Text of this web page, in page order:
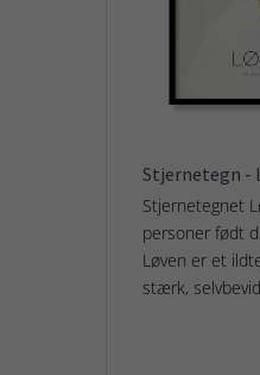
Stjernetegn -
Stjernetegnet
personer født
Løven er et
stærk,